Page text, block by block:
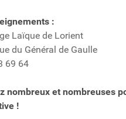
:
Laïque de Lorient
du Général de Gaulle
69 64
nombreux et nombreuses
!